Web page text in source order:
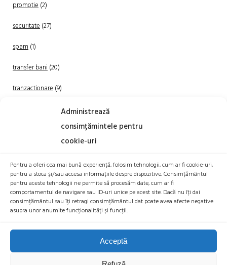
Administrează
consimțămintele pentru
cookie-uri
Pentru a oferi cea mai bună experiență, folosim tehnologii, cum ar fi cookie-uri,
pentru a stoca și/sau accesa informațiile despre dispozitive. Consimțământul
pentru aceste tehnologii ne permite să procesăm date, cum ar fi
comportamentul de navigare sau ID-uri unice pe acest site. Dacă nu îți dai
consimțământul sau îți retragi consimțământul dat poate avea afecte negative
asupra unor anumite funcționalități și funcții.
Acceptă
promotie(2)
securitate(27)
spam(1)
transfer bani(20)
tranzactionare(9)
(20)
TRANZACTIONEAZA